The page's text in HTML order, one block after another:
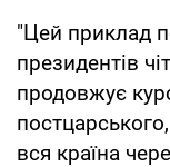
"Цей приклад
президентів
продовжує
вся країна